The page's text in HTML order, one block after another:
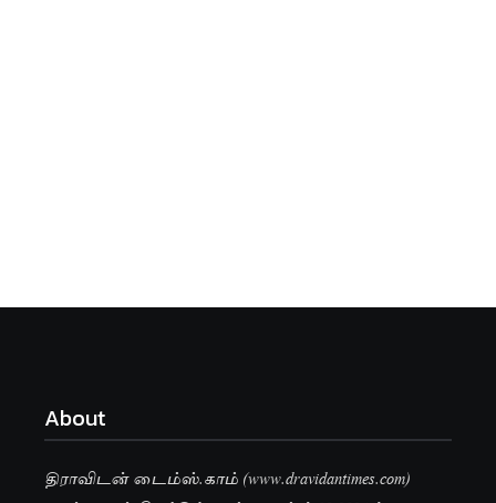
About
திராவிடன் டைம்ஸ்.காம் (www.dravidantimes.com)